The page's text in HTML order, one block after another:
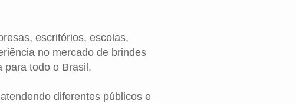
escritórios, escolas,
no mercado de brindes
para todo o Brasil.
diferentes públicos e